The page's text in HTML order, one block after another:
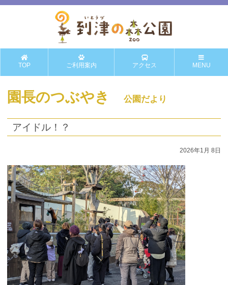
TOP ご利用案内 アクセス MENU
園長のつぶやき 公園だより
アイドル！？
2026年1月 8日